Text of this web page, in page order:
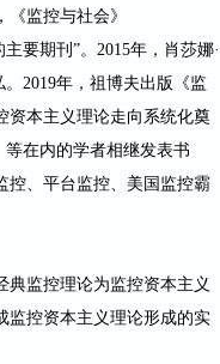
《监控与社会》
要期刊”。 2015年，肖莎娜·
2019年，祖博夫出版《监
资本主义理论走向系统化奠
等在内的学者相继发表书
控、平台监控、美国监控霸
典监控理论为监控资本主义
监控资本主义理论形成的实